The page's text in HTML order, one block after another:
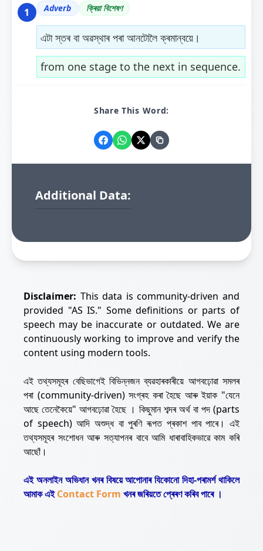
1 Adverb ক্ৰিয়া বিশেষণ
এটা স্তৰ বা অৱস্থাৰ পৰা আনটোলৈ ক্ৰমান্বয়ে।
from one stage to the next in sequence.
Share This Word:
Additional Data:
Disclaimer: This data is community-driven and
provided "AS IS." Some definitions or parts of
speech may be inaccurate or outdated. We are
continuously working to improve and verify the
content using modern tools.
এই তথ্যসমূহৰ বেছিভাগেই বিভিন্নজন ব্যৱহাৰকাৰীয়ে আগবঢ়োৱা সমলৰ
পৰা (community-driven) সংগ্ৰহ কৰা হৈছে আৰু ইয়াক "যেনে
আছে তেনেকৈয়ে" আগবঢ়োৱা হৈছে । কিছুমান শব্দৰ অৰ্থ বা পদ (parts
of speech) আদি অশুদ্ধ বা পুৰণি ৰূপত প্ৰকাশ পাব পাৰে। এই
তথ্যসমূহৰ সংশোধন আৰু সত্যাপনৰ বাবে আমি ধাৰাবাহিকভাৱে কাম কৰি
আছোঁ।
এই অনলাইন অভিধান খনৰ বিষয়ে আপোনাৰ যিকোনো দিহা-পৰামৰ্শ থাকিলে
আমাক এইContact Form খনৰ জৰিয়তে প্ৰেৰণ কৰিব পাৰে ।